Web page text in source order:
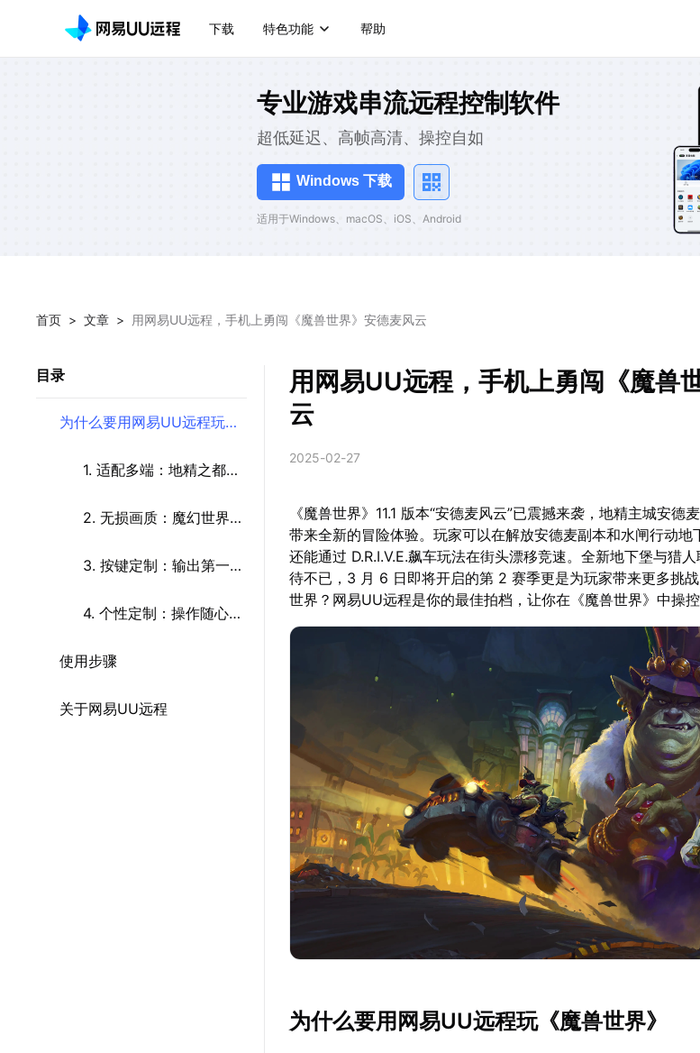
下载 特色功能 帮助
专业游戏串流远程控制软件
超低延迟、高帧高清、操控自如
Windows 下载
适用于Windows、macOS、iOS、Android
首页 > 文章 > 用网易UU远程，手机上勇闯《魔兽世界》安德麦风云
目录
为什么要用网易UU远程玩
《魔兽世界》
1. 适配多端：地精之都任
驰骋
2. 无损画质：魔幻世界高
清尽显
3. 按键定制：输出第一超
轻松
4. 个性定制：操作随心更
自在
使用步骤
关于网易UU远程
用网易UU远程，手机上勇闯《魔兽
云
2025-02-27
《魔兽世界》11.1 版本“安德麦风云”已震撼来袭，地精主城安德
带来全新的冒险体验。玩家可以在解放安德麦副本和水闸行动地
还能通过 D.R.I.V.E.飙车玩法在街头漂移竞速。全新地下堡与猎
待不已，3 月 6 日即将开启的第 2 赛季更是为玩家带来更多挑
世界？网易UU远程是你的最佳拍档，让你在《魔兽世界》中操控
为什么要用网易UU远程玩《魔兽世界》